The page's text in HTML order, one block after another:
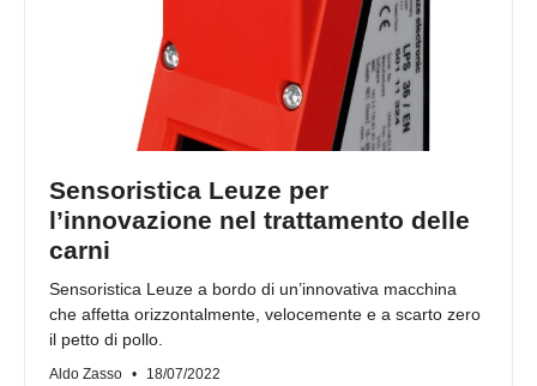
Sensoristica Leuze per
l’innovazione nel trattamento delle
carni
Sensoristica Leuze a bordo di un’innovativa macchina
che affetta orizzontalmente, velocemente e a scarto zero
il petto di pollo.
Aldo Zasso 18/07/2022